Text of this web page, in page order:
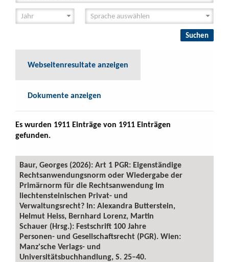
Webseitenresultate anzeigen
Dokumente anzeigen
Es wurden 1911 Einträge von 1911 Einträgen
gefunden.
Baur, Georges (2026): Art 1 PGR: Eigenständige
Rechtsanwendungsnorm oder Wiedergabe der
Primärnorm für die Rechtsanwendung im
liechtensteinischen Privat- und
Verwaltungsrecht? In: Alexandra Butterstein,
Helmut Heiss, Bernhard Lorenz, Martin
Schauer (Hrsg.): Festschrift 100 Jahre
Personen- und Gesellschaftsrecht (PGR). Wien:
Manz'sche Verlags- und
Universitätsbuchhandlung, S. 25–40.